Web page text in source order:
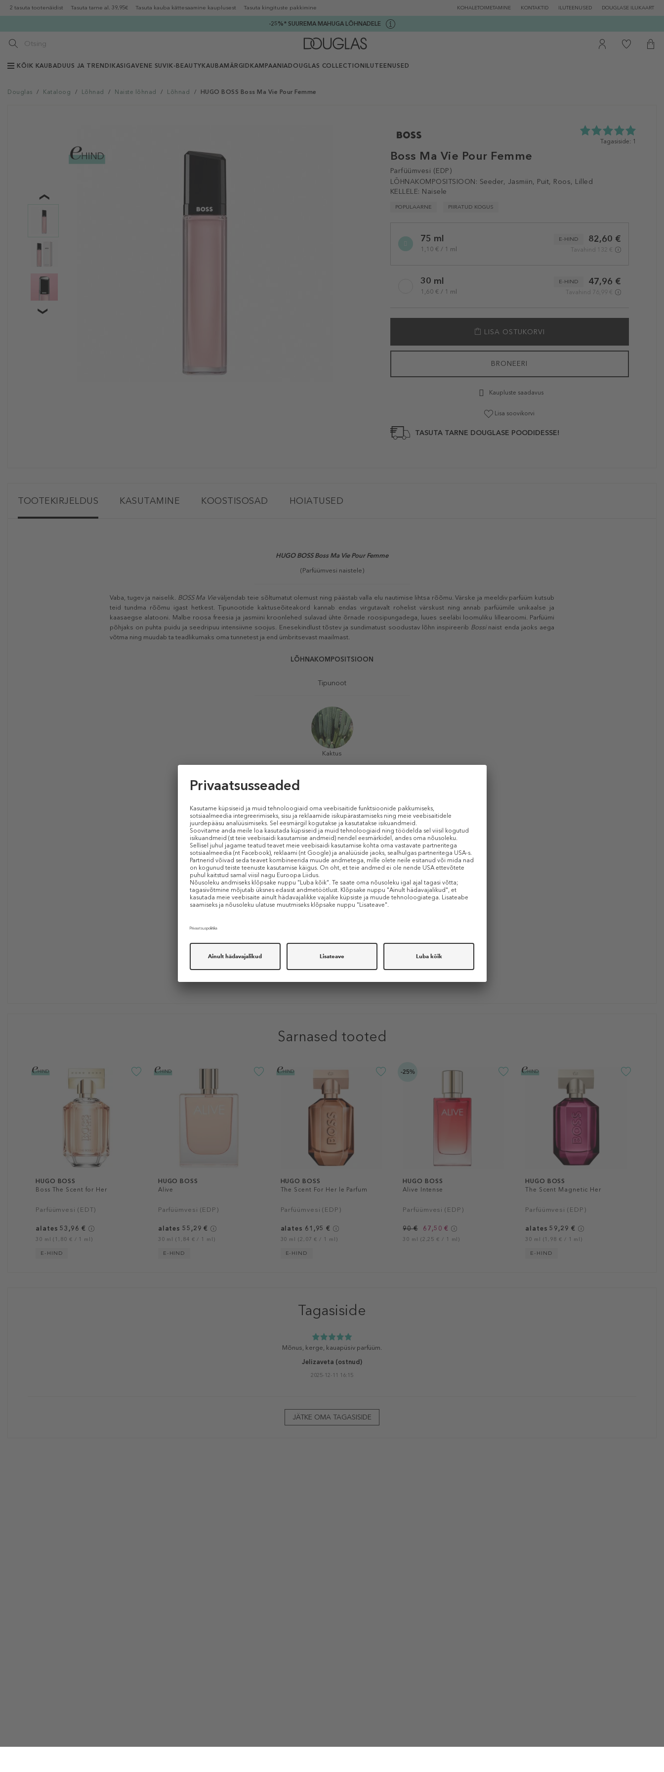
2 tasuta tootenäidist Tasuta tarne al. 39,95€ Tasuta kauba kättesaamine kauplusest Tasuta kingituste pakkimine KOHALETOIMETAMINE KONTAKTID ILUTEENUSED DOUGLASE ILUKAART
-25%* SUUREMA MAHUGA LÕHNADELE
KÕIK KAUBADUUS JA TRENDIKAS IGAVENE SUVI K-BEAUTY KAUBAMÄRGID KAMPAANIADOUGLAS COLLECTION ILUTEENUSED
Douglas / Kataloog / Lõhnad / Naiste lõhnad / Lõhnad / HUGO BOSS Boss Ma Vie Pour Femme
Boss Ma Vie Pour Femme
Parfüümvesi (EDP)
LÕHNAKOMPOSITSIOON: Seeder, Jasmiin, Puit, Roos, Lilled
KELLELE: Naisele
POPULAARNE PIIRATUD KOGUS
5.0
Tagasiside: 1
variation75 ml
1,10 € / 1 ml
82,60 €
E-HIND
Tavahind 132 €
30 ml
1,60 € / 1 ml
47,96 €
E-HIND
Tavahind 76,99 €
LISA OSTUKORVI
BRONEERI
Kaupluste saadavus
Lisa soovikorvi
TASUTA TARNE DOUGLASE POODIDESSE!
TOOTEKIRJELDUS KASUTAMINE KOOSTISOSAD HOIATUSED
HUGO BOSS Boss Ma Vie Pour Femme
(Parfüümvesi naistele)
Vaba, tugev ja naiselik. BOSS Ma Vieväljendab teie sõltumatut olemust ning päästab valla elu nautimise lihtsa rõõmu. Värske ja meeldiv parfüüm kutsub
teid tundma rõõmu igast hetkest. Tipunootide kaktuseõiteakord kannab endas virgutavalt rohelist värskust ning annab parfüümile unikaalse ja
kaasaegse alatooni. Malbe roosa freesia ja jasmiini kroonlehed sulavad ühte õrnade roosipungadega, luues seeläbi loomuliku lillearoomi. Parfüümi
põhjaks on puhta puidu ja seedripuu intensiivne soojus. Enesekindlust tõstev ja sundimatust soodustav lõhn inspireerib Bossinaist enda jaoks aega
võtma ning muudab ta teadlikumaks oma tunnetest ja end ümbritsevast maailmast.
LÕHNAKOMPOSITSIOON
Tipunoot
Kaktus
Freesia Jasmiin Roos
Põhinoot
Sarnased tooted
HUGO BOSS
Boss The Scent for Her
Parfüümvesi (EDT)
alates 53,96 €
30 ml (1,80 € / 1 ml)
E-HIND
HUGO BOSS
Alive
Parfüümvesi (EDP)
alates 55,29 €
30 ml (1,84 € / 1 ml)
E-HIND
HUGO BOSS
The Scent For Her le Parfum
Parfüümvesi (EDP)
alates 61,95 €
30 ml (2,07 € / 1 ml)
E-HIND
-25%
HUGO BOSS
Alive Intense
Parfüümvesi (EDP)
90 € 67,50 €
30 ml (2,25 € / 1 ml)
HUGO BOSS
The Scent Magnetic Her
Parfüümvesi (EDP)
alates 59,29 €
30 ml (1,98 € / 1 ml)
E-HIND
Tagasiside
Mõnus, kerge, kauapüsiv parfüüm.
Jelizaveta (ostnud)
2025-12-11 16:15
JÄTKE OMA TAGASISIDE